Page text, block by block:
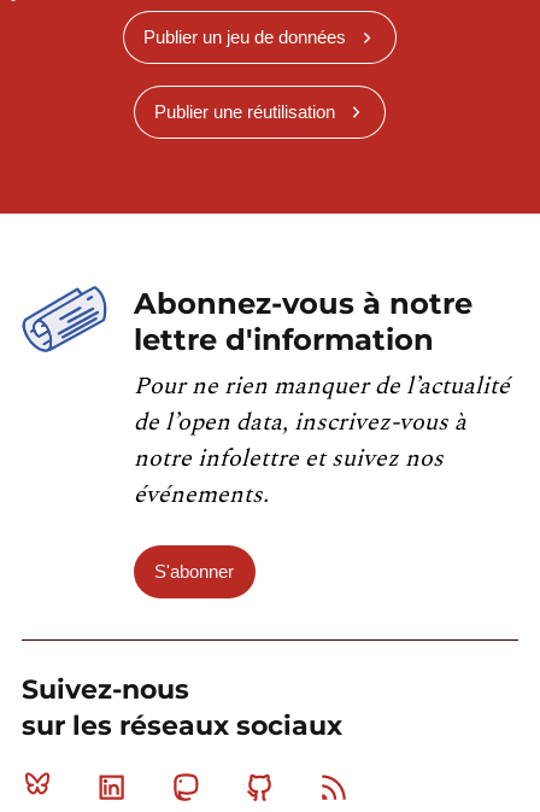
Publier un jeu de données
Publier une réutilisation
Abonnez-vous à notre
lettre d'information
Pour ne rien manquer de l’actualité
de l’open data, inscrivez-vous à
notre infolettre et suivez nos
événements.
S'abonner
Suivez-nous
sur les réseaux sociaux
Bluesky Linkedin MastodonGithub